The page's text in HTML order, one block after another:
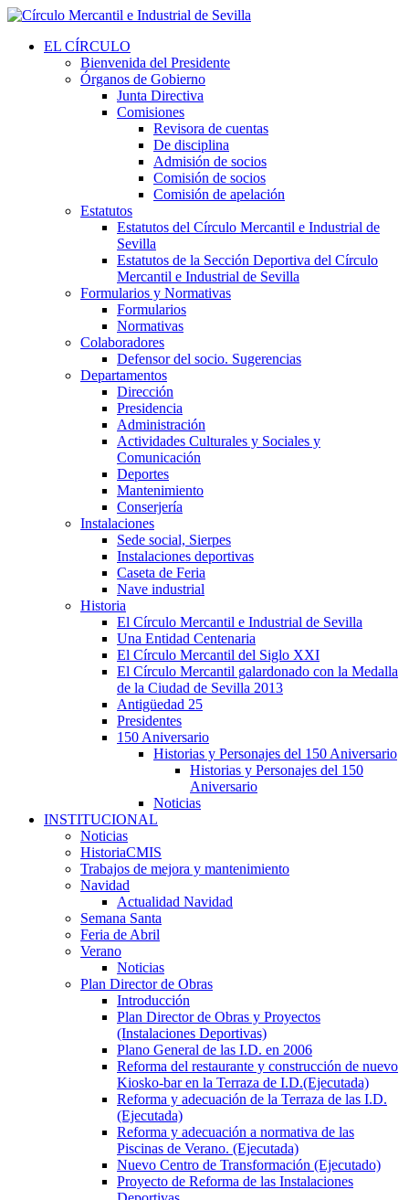
EL CÍRCULO
Bienvenida del Presidente
Órganos de Gobierno
Junta Directiva
Comisiones
Revisora de cuentas
De disciplina
Admisión de socios
Comisión de socios
Comisión de apelación
Estatutos
Estatutos del Círculo Mercantil e Industrial de
Sevilla
Estatutos de la Sección Deportiva del Círculo
Mercantil e Industrial de Sevilla
Formularios y Normativas
Formularios
Normativas
Colaboradores
Defensor del socio. Sugerencias
Departamentos
Dirección
Presidencia
Administración
Actividades Culturales y Sociales y
Comunicación
Deportes
Mantenimiento
Conserjería
Instalaciones
Sede social, Sierpes
Instalaciones deportivas
Caseta de Feria
Nave industrial
Historia
El Círculo Mercantil e Industrial de Sevilla
Una Entidad Centenaria
El Círculo Mercantil del Siglo XXI
El Círculo Mercantil galardonado con la Medalla
de la Ciudad de Sevilla 2013
Antigüedad 25
Presidentes
150 Aniversario
Historias y Personajes del 150 Aniversario
Historias y Personajes del 150
Aniversario
Noticias
INSTITUCIONAL
Noticias
HistoriaCMIS
Trabajos de mejora y mantenimiento
Navidad
Actualidad Navidad
Semana Santa
Feria de Abril
Verano
Noticias
Plan Director de Obras
Introducción
Plan Director de Obras y Proyectos
(Instalaciones Deportivas)
Plano General de las I.D. en 2006
Reforma del restaurante y construcción de nuevo
Kiosko-bar en la Terraza de I.D.(Ejecutada)
Reforma y adecuación de la Terraza de las I.D.
(Ejecutada)
Reforma y adecuación a normativa de las
Piscinas de Verano. (Ejecutada)
Nuevo Centro de Transformación (Ejecutado)
Proyecto de Reforma de las Instalaciones